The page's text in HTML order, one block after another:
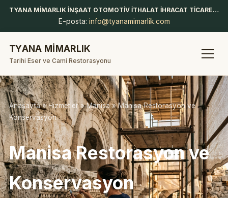
TYANA MİMARLIK İNŞAAT OTOMOTİV İTHALAT İHRACAT TİCARET LİMİTED ŞİRKETİ
E-posta: info@tyanamimarlik.com
TYANA MİMARLIK
Tarihi Eser ve Cami Restorasyonu
Anasayfa»Hizmetler»Manisa» Manisa Restorasyon ve
Konservasyon
Manisa Restorasyon ve
Konservasyon